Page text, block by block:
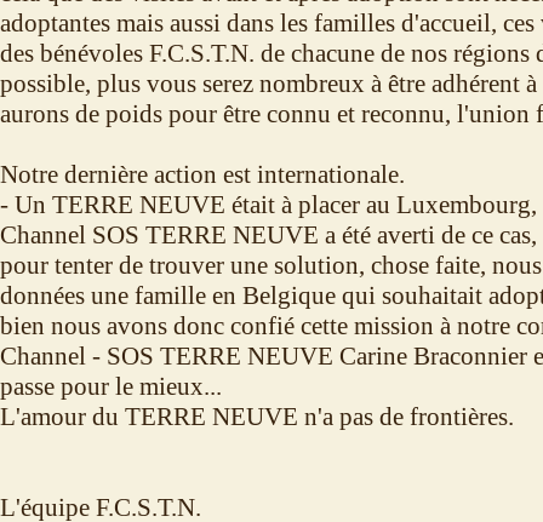
adoptantes mais aussi dans les familles d'accueil,
des bénévoles F.C.S.T.N. de chacune de nos régions
possible, plus vous serez nombreux à être adhérent
aurons de poids pour être connu et reconnu, l'union
Notre dernière action est internationale.
- Un TERRE NEUVE était à placer au
Channel SOS TERRE NEUVE a été averti de ce
pour tenter de trouver une solution, chose faite,
données une famille en Belgique qui souhaitait
bien nous avons donc confié cette mission à notre
Channel - SOS TERRE NEUVE Carine Braconnier
passe pour le mieux...
L'amour du TERRE NEUVE n'a pas de frontières.
L'équipe F.C.S.T.N.